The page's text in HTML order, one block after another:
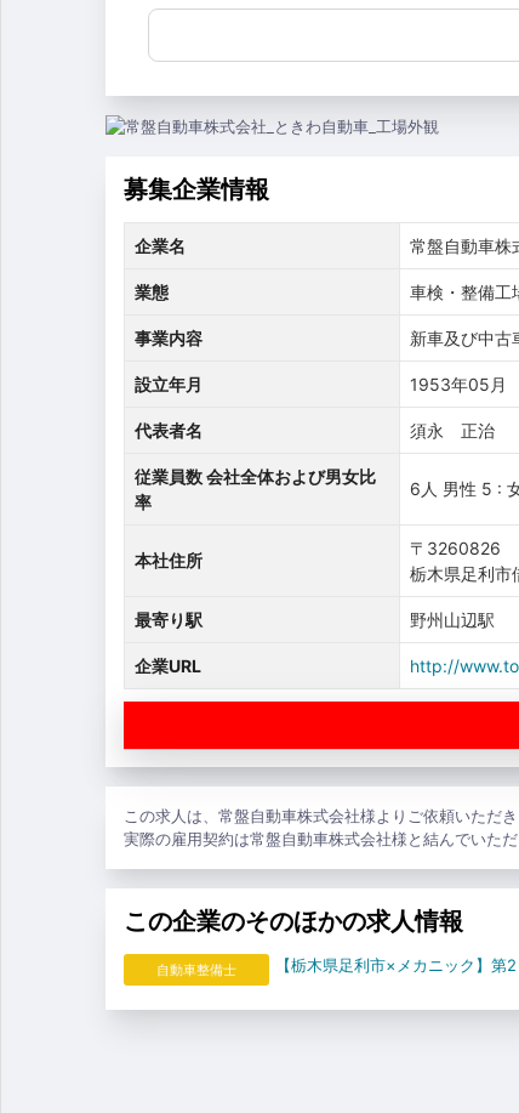
募集企業情報
企業名 常盤自動車株
業態 車検・整備工
事業内容 新車及び中古
設立年月 1953年05月
代表者名 須永 正治
従業員数 会社全体および男女比
率
6人 男性 5 :
本社住所
〒3260826
栃木県足利市
最寄り駅 野州山辺駅
企業URL http://
この求人は、常盤自動車株式会社様よりご依頼いただ
実際の雇用契約は常盤自動車株式会社様と結んでいただ
この企業のそのほかの求人情報
自動車整備士 【栃木県足利市×メカニック】第